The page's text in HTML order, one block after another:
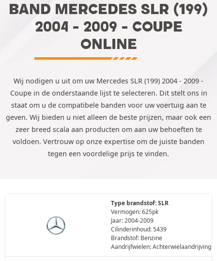
BAND MERCEDES SLR (199)
2004 - 2009 - COUPE
ONLINE
Wij nodigen u uit om uw Mercedes SLR (199) 2004 - 2009 -
Coupe in de onderstaande lijst te selecteren. Dit stelt ons in
staat om u de compatibele banden voor uw voertuig aan te
geven. Wij bieden u niet alleen de beste prijzen, maar ook een
zeer breed scala aan producten om aan uw behoeften te
voldoen. Vertrouw op onze expertise om de juiste banden
tegen een voordelige prijs te vinden.
Type brandstof: SLR
Vermogen: 625pk
Jaar: 2004-2009
Cilinderinhoud: 5439
Brandstof: Benzine
Aandrijfwielen: Achterwielaandrijving